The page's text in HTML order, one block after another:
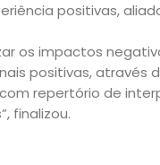
positivas,
os impactos
positivas, através
repertório de
finalizou.